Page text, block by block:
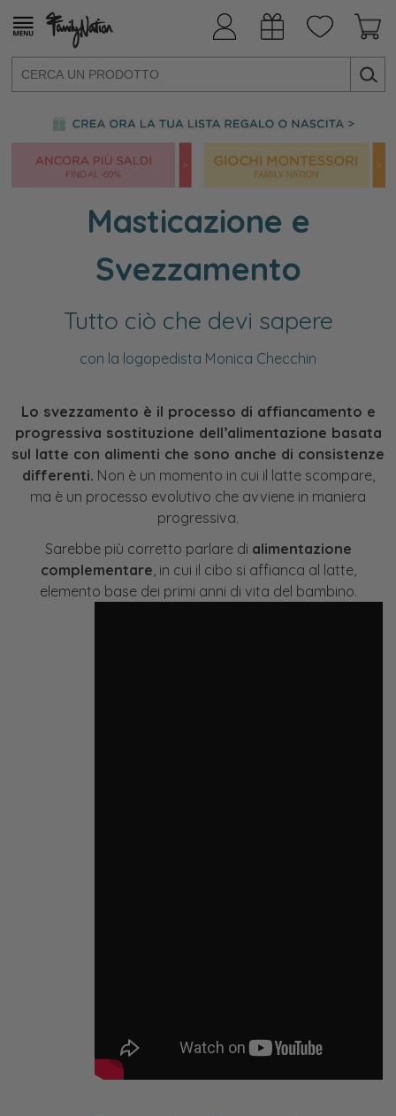
Masticazione e
Svezzamento
Tutto ciò che devi sapere
con la logopedista Monica Checchin
Lo svezzamento è il processo di affiancamento e
progressiva sostituzione dell’alimentazione basata
sul latte con alimenti che sono anche di consistenze
differenti. Non è un momento in cui il latte scompare,
ma è un processo evolutivo che avviene in maniera
progressiva.
Sarebbe più corretto parlare di alimentazione
complementare , in cui il cibo si affianca al latte,
elemento base dei primi anni di vita del bambino.